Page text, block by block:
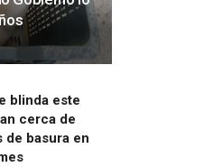
blinda este
cerca de
de basura en